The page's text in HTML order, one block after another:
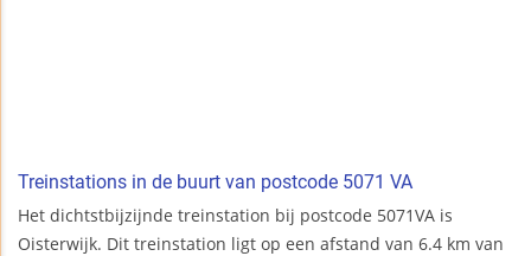
Treinstations in de buurt van postcode 5071 VA
Het dichtstbijzijnde treinstation bij postcode 5071VA is
Oisterwijk. Dit treinstation ligt op een afstand van 6.4 km van